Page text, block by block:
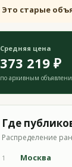
Это старые
Средняя цена
373 219 ₽
по архивным
Где
Распределение
1 Москва